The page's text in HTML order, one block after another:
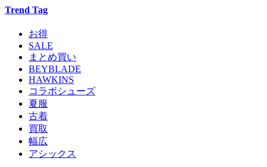
Trend Tag
お得
SALE
まとめ買い
BEYBLADE
HAWKINS
コラボシューズ
夏服
古着
買取
幅広
アシックス